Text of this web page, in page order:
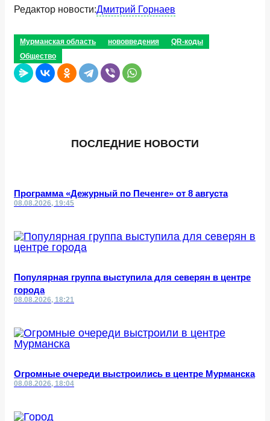
Редактор новости:Дмитрий Горнаев
Мурманская область нововведения
QR-коды
Общество
ПОСЛЕДНИЕ НОВОСТИ
Программа «Дежурный по Печенге» от 8 августа
08.08.2026, 19:45
Популярная группа выступила для северян в центре
города
08.08.2026, 18:21
Огромные очереди выстроились в центре Мурманска
08.08.2026, 18:04